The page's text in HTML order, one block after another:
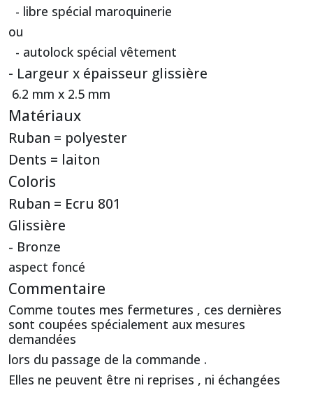
- libre spécial maroquinerie
ou
- autolock spécial vêtement
- Largeur x épaisseur glissière
6.2 mm x 2.5 mm
Matériaux
Ruban = polyester
Dents = laiton
Coloris
Ruban = Ecru 801
Glissière
- Bronze
aspect foncé
Commentaire
Comme toutes mes fermetures , ces dernières
sont coupées spécialement aux mesures
demandées
lors du passage de la commande .
Elles ne peuvent être ni reprises , ni échangées